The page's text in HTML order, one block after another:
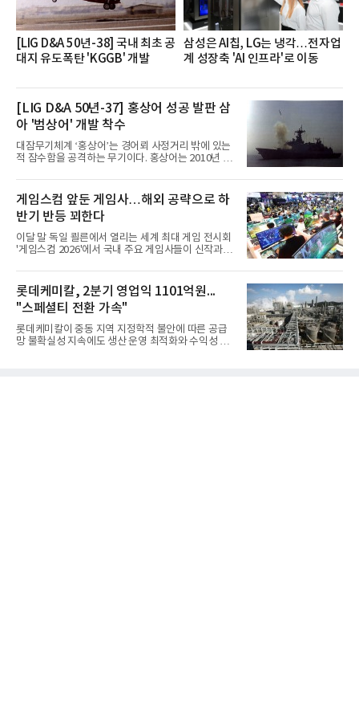
[LIG D&A 50년-38] 국내 최초 공
대지 유도폭탄 'KGGB' 개발
삼성은 AI칩, LG는 냉각…전자업
계 성장축 'AI 인프라'로 이동
[LIG D&A 50년-37] 홍상어 성공 발판 삼
아 '범상어' 개발 착수
대잠무기체계 ‘홍상어’는 경어뢰 사정거리 밖에 있는
적 잠수함을 공격하는 무기이다. 홍상어는 2010년 넥
이뤄졌다. 이후 2012년 한국형 구축함(KDX-1) 이상
의 함정에 실전 배치됐다.그해 7월 해군은 동해상에서
성능 검증을 위해 홍상어 시험발사를 실시했다. 이때
홍상어가 목표 지점에서 입수한 후 표적을 타격하지
못하고 물속에서 멈춰버리는 예상 밖의 일이 벌어졌
다. 2차 품질확인 사격 시험에서도 만족스러운 결과를
얻지 못했다. 완벽한 신뢰성 확보를 위해 LIG넥스원은
분야를
게임스컴 앞둔 게임사…해외 공략으로 하
반기 반등 꾀한다
이달 말 독일 쾰른에서 열리는 세계 최대 게임 전시회
'게임스컴 2026'에서 국내 주요 게임사들이 신작과 글
체별로 엇갈린 가운데 하반기 신작 흥행과 해외 시장
성과가 실적을 좌우할 핵심 변수로 떠오르고 있다.8일
업계에 따르면 올해 상반기 게임업계는 기업별 성적
표가 크게 갈렸다. 대표적으로 크래프톤은 'PUBG: 배
틀그라운드'의 안정적인 성장에 힘입어 상반기 연결
기준 매출 2조6616억원, 영업이익 9725억원으로 역
대 최대 실적을 기록했다. 엔씨도 올해 출시한 '아이온
롯데케미칼, 2분기 영업익 1101억원...
"스페셜티 전환 가속"
롯데케미칼이 중동 지역 지정학적 불안에 따른 공급
망 불확실성 지속에도 생산 운영 최적화와 수익성 중